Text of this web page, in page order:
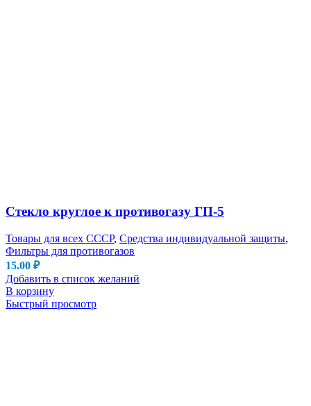
Стекло круглое к противогазу ГП-5
Товары для всех СССР, Средства индивидуальной защиты,
Фильтры для противогазов
15.00 ₽
Добавить в список желаний
В корзину
Быстрый просмотр